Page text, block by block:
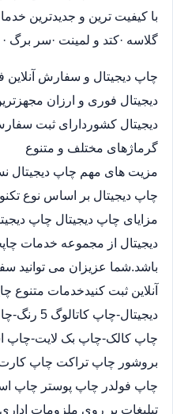
با کیفیت ترین و جدیدترین
گلاسه ·‎کتد و لمینت ·‎سر برگ A4 ·‎پاپ آپ 3*4
چاپ دیجیتال و سفارش
دیجیتال فوری و ارزان
دیجیتال کشوردارای ثبت سفارش
گرماژهای مختلف و متنوع
مزیت های مهم چاپ دیجیتال
چاپ دیجیتال بر اساس نوع
مزایای چاپ دیجیتال چاپ
دیجیتال از مجموعه خدمات
باشد.شما عزیزان می توانید
آنلاین ثبت کنیدخدمات
دیجیتال-
چاپ کالک-چاپ بک لایت-چاپ
بروشور چاپ تراکت چاپ
چاپ فولدر چاپ پوستر چاپ
تبلیغات بر روی ملزومات